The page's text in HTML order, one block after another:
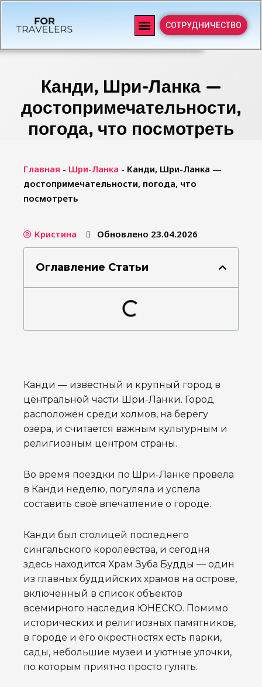
СОТРУДНИЧЕСТВО
Канди, Шри-Ланка —
достопримечательности,
погода, что посмотреть
Главная - Шри-Ланка - Канди, Шри-Ланка —
достопримечательности, погода, что
посмотреть
Кристина Обновлено 23.04.2026
Оглавление Статьи
Канди — известный и крупный город в
центральной части Шри-Ланки. Город
расположен среди холмов, на берегу
озера, и считается важным культурным и
религиозным центром страны.
Во время поездки по Шри-Ланке провела
в Канди неделю, погуляла и успела
составить своё впечатление о городе.
Канди был столицей последнего
сингальского королевства, и сегодня
здесь находится Храм Зуба Будды — один
из главных буддийских храмов на острове,
включённый в список объектов
всемирного наследия ЮНЕСКО. Помимо
исторических и религиозных памятников,
в городе и его окрестностях есть парки,
сады, небольшие музеи и уютные улочки,
по которым приятно просто гулять.